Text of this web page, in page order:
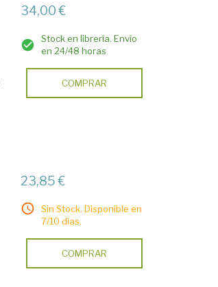
34,00 €
Stock en librería. Envío
en 24/48 horas
COMPRAR
23,85 €
Sin Stock. Disponible en
7/10 días.
COMPRAR